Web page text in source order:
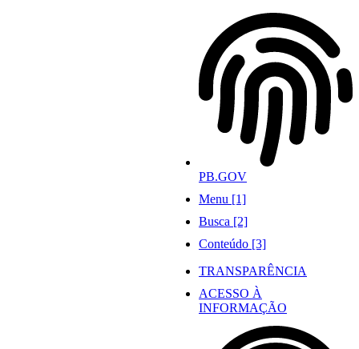
PB.GOV
Menu [1]
Busca [2]
Conteúdo [3]
TRANSPARÊNCIA
ACESSO À
INFORMAÇÃO